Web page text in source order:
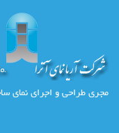
مجری طراحی و اجرای نمای